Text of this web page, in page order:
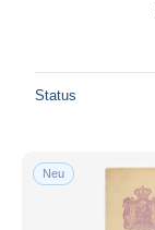
Status
Neu